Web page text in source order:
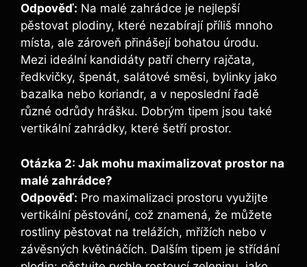
Odpověď: Na malé zahrádce je nejlepší
pěstovat plodiny, které nezabírají příliš mnoho
místa, ale zároveň přinášejí bohatou úrodu.
Mezi ideální kandidáty patří cherry rajčata,
ředkvičky, špenát, salátové směsi, bylinky jako
bazalka nebo koriandr, a v neposlední řadě
různé odrůdy hrášku. Dobrým tipem jsou také
vertikální zahrádky, které šetří prostor.
Otázka 2: Jak mohu maximalizovat prostor na
malé zahrádce?
Odpověď: Pro maximalizaci prostoru využijte
vertikální pěstování, což znamená, že můžete
rostliny pěstovat na trelážích, mřížích nebo v
závěsných květináčích. Dalším tipem je střídání